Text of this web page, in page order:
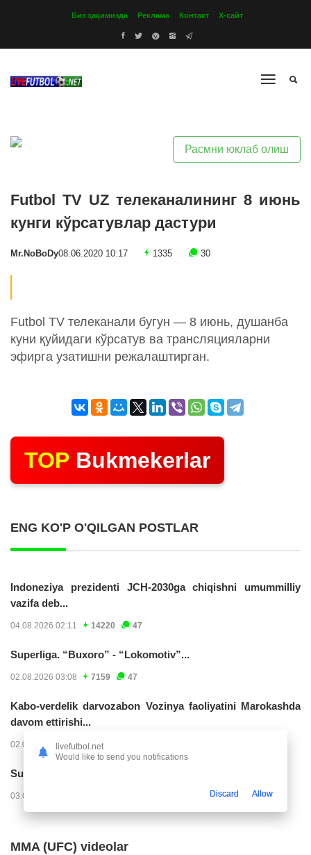
Биз ҳақимизда Реклама Контакт Х-сайт
Расмни юклаб олиш
Futbol TV UZ телеканалининг 8 июнь
кунги кўрсатувлар дастури
Mr.NoBoDy08.06.2020 10:17 1335 30
Futbol TV телеканали бугун — 8 июнь, душанба
куни қуйидаги кўрсатув ва трансляцияларни
эфирга узатишни режалаштирган.
TOP Bukmekerlar
ENG KO'P O'QILGAN POSTLAR
Indoneziya prezidenti JCH-2030ga chiqishni umummilliy
vazifa deb...
04.08.2026 02:11 14220 47
Superliga. “Buxoro” - “Lokomotiv”...
02.08.2026 03:08 7159 47
Kabo-verdelik darvozabon Vozinya faoliyatini Marokashda
davom ettirishi...
02.08.2026 01:08 3900
Superliga. "Dinamo" – "Neftchi" (matnli...
03.08.2026 20:32
MMA (UFC) videolar
livefutbol.net
Would like to send you notifications
Discard Allow